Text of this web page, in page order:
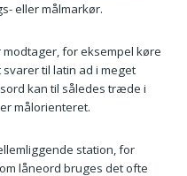
eller målmarkør.
modtager, for eksempel køre
til latin ad i meget
kan til således træde i
målorienteret.
station, for
låneord bruges det ofte